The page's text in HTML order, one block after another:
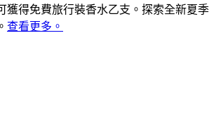
獲得免費旅行裝香水乙支。探索全新夏季
查看更多。